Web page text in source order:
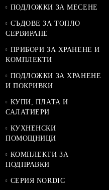
ПОДЛОЖКИ ЗА МЕСЕНЕ
СЪДОВЕ ЗА ТОПЛО
СЕРВИРАНЕ
ПРИБОРИ ЗА ХРАНЕНЕ И
КОМПЛЕКТИ
ПОДЛОЖКИ ЗА ХРАНЕНЕ
И ПОКРИВКИ
КУПИ, ПЛАТА И
САЛАТИЕРИ
КУХНЕНСКИ
ПОМОЩНИЦИ
КОМПЛЕКТИ ЗА
ПОДПРАВКИ
СЕРИЯ NORDIC